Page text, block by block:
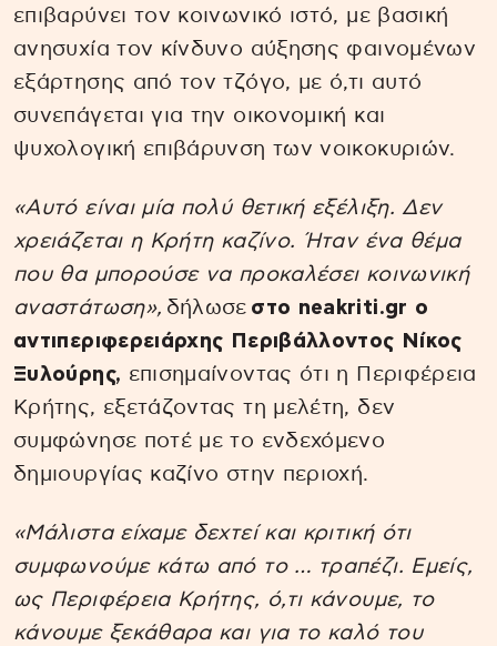
επιβαρύνει τον κοινωνικό ιστό, με βασική
ανησυχία τον κίνδυνο αύξησης φαινομένων
εξάρτησης από τον τζόγο, με ό,τι αυτό
συνεπάγεται για την οικονομική και
ψυχολογική επιβάρυνση των νοικοκυριών.
«Αυτό είναι μία πολύ θετική εξέλιξη. Δεν
χρειάζεται η Κρήτη καζίνο. Ήταν ένα θέμα
που θα μπορούσε να προκαλέσει κοινωνική
αναστάτωση», δήλωσε στο neakriti.gr ο
αντιπεριφερειάρχης Περιβάλλοντος Νίκος
Ξυλούρης, επισημαίνοντας ότι η Περιφέρεια
Κρήτης, εξετάζοντας τη μελέτη, δεν
συμφώνησε ποτέ με το ενδεχόμενο
δημιουργίας καζίνο στην περιοχή.
«Μάλιστα είχαμε δεχτεί και κριτική ότι
συμφωνούμε κάτω από το … τραπέζι. Εμείς,
ως Περιφέρεια Κρήτης, ό,τι κάνουμε, το
κάνουμε ξεκάθαρα και για το καλό του